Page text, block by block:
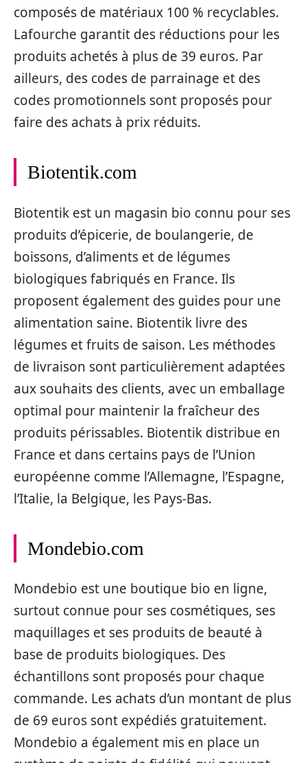
composés de matériaux 100 % recyclables.
Lafourche garantit des réductions pour les
produits achetés à plus de 39 euros. Par
ailleurs, des codes de parrainage et des
codes promotionnels sont proposés pour
faire des achats à prix réduits.
Biotentik.com
Biotentik est un magasin bio connu pour ses
produits d’épicerie, de boulangerie, de
boissons, d’aliments et de légumes
biologiques fabriqués en France. Ils
proposent également des guides pour une
alimentation saine. Biotentik livre des
légumes et fruits de saison. Les méthodes
de livraison sont particulièrement adaptées
aux souhaits des clients, avec un emballage
optimal pour maintenir la fraîcheur des
produits périssables. Biotentik distribue en
France et dans certains pays de l’Union
européenne comme l’Allemagne, l’Espagne,
l’Italie, la Belgique, les Pays-Bas.
Mondebio.com
Mondebio est une boutique bio en ligne,
surtout connue pour ses cosmétiques, ses
maquillages et ses produits de beauté à
base de produits biologiques. Des
échantillons sont proposés pour chaque
commande. Les achats d’un montant de plus
de 69 euros sont expédiés gratuitement.
Mondebio a également mis en place un